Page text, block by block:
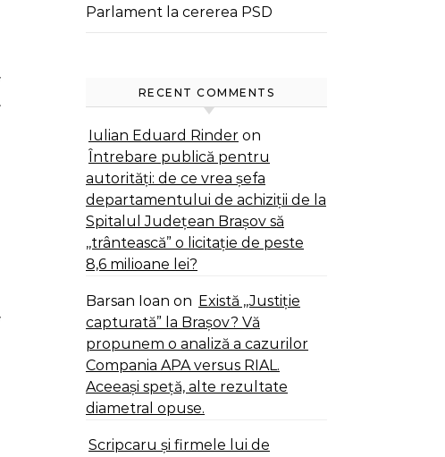
Parlament la cererea PSD
RECENT COMMENTS
Iulian Eduard Rinder on
Întrebare publică pentru
autorități: de ce vrea șefa
departamentului de achiziții de la
Spitalul Județean Brașov să
,,trântească” o licitație de peste
8,6 milioane lei?
Barsan Ioan on Există ,,Justiție
capturată” la Brașov? Vă
propunem o analiză a cazurilor
Compania APA versus RIAL.
Aceeași speță, alte rezultate
diametral opuse.
Scripcaru și firmele lui de